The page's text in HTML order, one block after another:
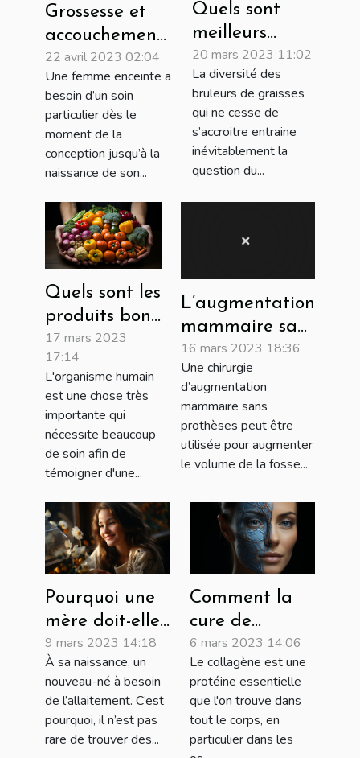
Grossesse et
accouchement :
Quels lits et
accessoires
faut-il à une
femme
enceinte et son
bébé ?
22 avril 2023 02:04
Une femme enceinte a
besoin d’un soin
particulier dès le
moment de la
conception jusqu’à la
naissance de son...
Quels sont
meilleurs
bruleurs de
graisses
homme et
femme ?
20 mars 2023 11:02
La diversité des
bruleurs de graisses
qui ne cesse de
s’accroitre entraine
inévitablement la
question du...
Quels sont les
produits bons
pour la santé
humaine ?
17 mars 2023
17:14
L'organisme humain
est une chose très
importante qui
nécessite beaucoup
de soin afin de
témoigner d'une...
L’augmentation
mammaire sans
prothèse
16 mars 2023 18:36
Une chirurgie
d’augmentation
mammaire sans
prothèses peut être
utilisée pour augmenter
le volume de la fosse...
Pourquoi une
mère doit-elle
allaiter son
nouveau-né ?
9 mars 2023 14:18
À sa naissance, un
nouveau-né à besoin
de l’allaitement. C’est
pourquoi, il n’est pas
rare de trouver des...
Comment la
cure de
collagène peut
améliorer
votre santé
globale
6 mars 2023 14:06
Le collagène est une
protéine essentielle
que l'on trouve dans
tout le corps, en
particulier dans les